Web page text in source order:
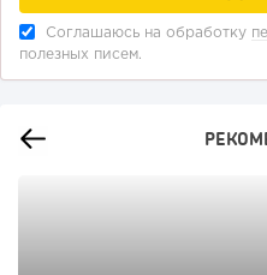
Соглашаюсь на обработку
полезных писем.